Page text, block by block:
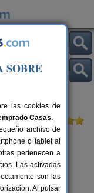
SOBRE
las cookies de
Casas.
archivo de
o tablet al
pertenecen a
Las activadas
son las
Al pulsar